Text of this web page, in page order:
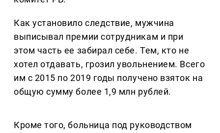
Как установило следствие, мужчина
выписывал премии сотрудникам и при
этом часть ее забирал себе. Тем, кто не
хотел отдавать, грозил увольнением. Всего
им с 2015 по 2019 годы получено взяток на
общую сумму более 1,9 млн рублей.
Кроме того, больница под руководством